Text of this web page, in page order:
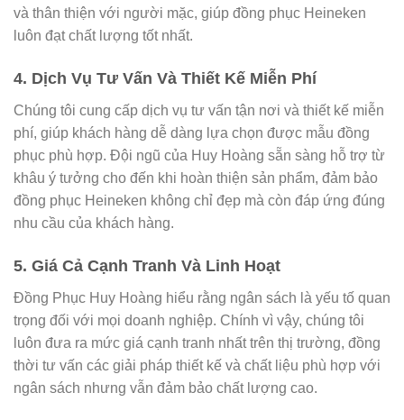
và thân thiện với người mặc, giúp đồng phục Heineken
luôn đạt chất lượng tốt nhất.
4. Dịch Vụ Tư Vấn Và Thiết Kế Miễn Phí
Chúng tôi cung cấp dịch vụ tư vấn tận nơi và thiết kế miễn
phí, giúp khách hàng dễ dàng lựa chọn được mẫu đồng
phục phù hợp. Đội ngũ của Huy Hoàng sẵn sàng hỗ trợ từ
khâu ý tưởng cho đến khi hoàn thiện sản phẩm, đảm bảo
đồng phục Heineken không chỉ đẹp mà còn đáp ứng đúng
nhu cầu của khách hàng.
5. Giá Cả Cạnh Tranh Và Linh Hoạt
Đồng Phục Huy Hoàng hiểu rằng ngân sách là yếu tố quan
trọng đối với mọi doanh nghiệp. Chính vì vậy, chúng tôi
luôn đưa ra mức giá cạnh tranh nhất trên thị trường, đồng
thời tư vấn các giải pháp thiết kế và chất liệu phù hợp với
ngân sách nhưng vẫn đảm bảo chất lượng cao.